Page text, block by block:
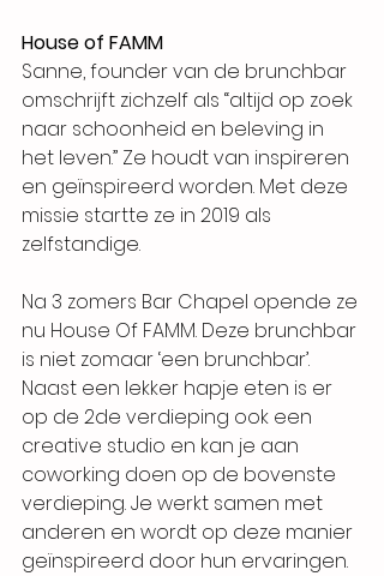
House of FAMM
Sanne, founder van de brunchbar
omschrijft zichzelf als “altijd op zoek
naar schoonheid en beleving in
het leven.” Ze houdt van inspireren
en geïnspireerd worden. Met deze
missie startte ze in 2019 als
zelfstandige.
Na 3 zomers Bar Chapel opende ze
nu House Of FAMM. Deze brunchbar
is niet zomaar ‘een brunchbar’.
Naast een lekker hapje eten is er
op de 2de verdieping ook een
creative studio en kan je aan
coworking doen op de bovenste
verdieping. Je werkt samen met
anderen en wordt op deze manier
geïnspireerd door hun ervaringen.